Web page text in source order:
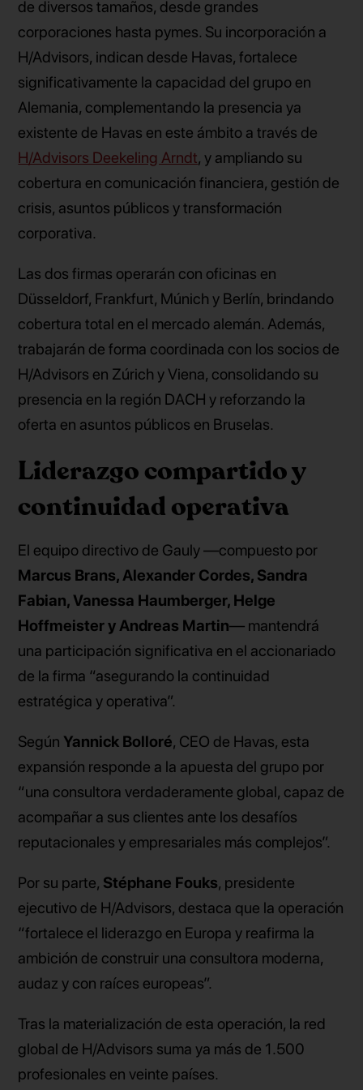
de diversos tamaños, desde grandes
corporaciones hasta pymes. Su incorporación a
H/Advisors, indican desde Havas, fortalece
significativamente la capacidad del grupo en
Alemania, complementando la presencia ya
existente de Havas en este ámbito a través de
H/Advisors Deekeling Arndt, y ampliando su
cobertura en comunicación financiera, gestión de
crisis, asuntos públicos y transformación
corporativa.
Las dos firmas operarán con oficinas en
Düsseldorf, Frankfurt, Múnich y Berlín, brindando
cobertura total en el mercado alemán. Además,
trabajarán de forma coordinada con los socios de
H/Advisors en Zúrich y Viena, consolidando su
presencia en la región DACH y reforzando la
oferta en asuntos públicos en Bruselas.
Liderazgo compartido y
continuidad operativa
El equipo directivo de Gauly —compuesto por
Marcus Brans, Alexander Cordes, Sandra
Fabian, Vanessa Haumberger, Helge
Hoffmeister y Andreas Martin— mantendrá
una participación significativa en el accionariado
de la firma “asegurando la continuidad
estratégica y operativa”.
Según Yannick Bolloré, CEO de Havas, esta
expansión responde a la apuesta del grupo por
“una consultora verdaderamente global, capaz de
acompañar a sus clientes ante los desafíos
reputacionales y empresariales más complejos”.
Por su parte, Stéphane Fouks, presidente
ejecutivo de H/Advisors, destaca que la operación
“fortalece el liderazgo en Europa y reafirma la
ambición de construir una consultora moderna,
audaz y con raíces europeas”.
Tras la materialización de esta operación, la red
global de H/Advisors suma ya más de 1.500
profesionales en veinte países.